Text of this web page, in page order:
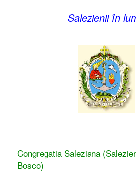
Salezienii în
Congregatia Saleziana
Bosco)